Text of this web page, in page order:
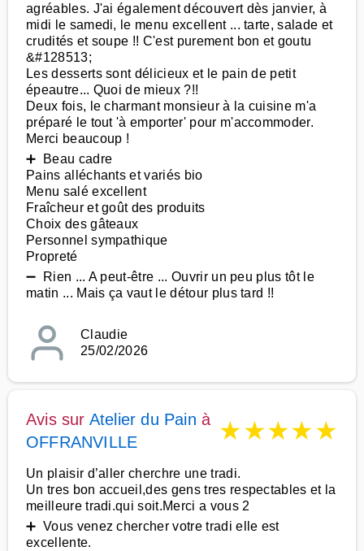
agréables. J'ai également découvert dès janvier, à
midi le samedi, le menu excellent ... tarte, salade et
crudités et soupe !! C'est purement bon et goutu
&#128513;
Les desserts sont délicieux et le pain de petit
épeautre... Quoi de mieux ?!!
Deux fois, le charmant monsieur à la cuisine m'a
préparé le tout 'à emporter' pour m'accommoder.
Merci beaucoup !
➕ Beau cadre
Pains alléchants et variés bio
Menu salé excellent
Fraîcheur et goût des produits
Choix des gâteaux
Personnel sympathique
Propreté
➖ Rien ... A peut-être ... Ouvrir un peu plus tôt le
matin ... Mais ça vaut le détour plus tard !!
Claudie
25/02/2026
Avis sur Atelier du Pain à
OFFRANVILLE
★★★★★
Un plaisir d’aller cherchre une tradi.
Un tres bon accueil,des gens tres respectables et la
meilleure tradi.qui soit.Merci a vous 2
➕ Vous venez chercher votre tradi elle est
excellente.